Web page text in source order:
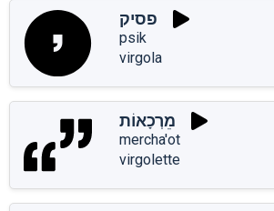
פסיק
psik
virgola
מֵרְכָאוֹת
mercha'ot
virgolette